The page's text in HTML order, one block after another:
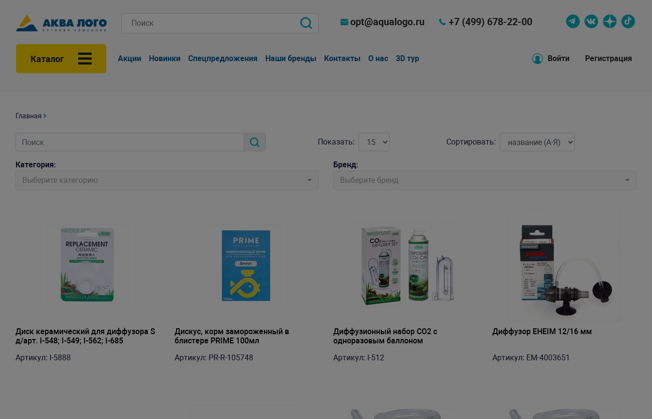
opt@aqualogo.ru +7 (499) 678-22-00
Каталог Акции Новинки Спецпредложения Наши бренды Контакты О нас 3D тур Войти Регистрация
Главная
Показать: Сортировать:
Категория:
Выберите категорию
Бренд:
Выберите бренд
Диск керамический для диффузора S
д/арт. I-548; I-549; I-562; I-685
Артикул: I-5888
Дискус, корм замороженный в
блистере PRIME 100мл
Артикул: PR-R-105748
Диффузионный набор CO2 с
одноразовым баллоном
Артикул: I-512
Диффузор EHEIM 12/16 мм
Артикул: EM-4003651